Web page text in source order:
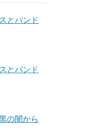
とパンド
とパンド
の闇から